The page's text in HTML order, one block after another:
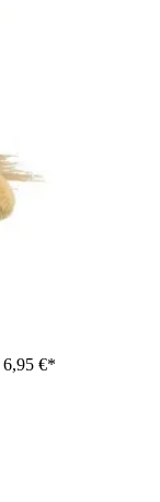
6,95 €*